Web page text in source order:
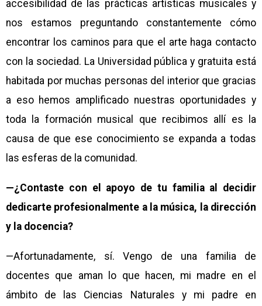
accesibilidad de las prácticas artísticas musicales y
nos estamos preguntando constantemente cómo
encontrar los caminos para que el arte haga contacto
con la sociedad. La Universidad pública y gratuita está
habitada por muchas personas del interior que gracias
a eso hemos amplificado nuestras oportunidades y
toda la formación musical que recibimos allí es la
causa de que ese conocimiento se expanda a todas
las esferas de la comunidad.
—¿Contaste con el apoyo de tu familia al decidir
dedicarte profesionalmente a la música, la dirección
y la docencia?
—Afortunadamente, sí. Vengo de una familia de
docentes que aman lo que hacen, mi madre en el
ámbito de las Ciencias Naturales y mi padre en